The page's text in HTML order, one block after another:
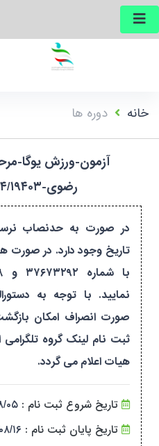
خانه دوره ها
رضوی-۱۴۰۴۸۵۲۰۲۴۸۴/۱۹۴۰۳
در صورت به حدنصاب
نمایید. با توجه به
صورت انصراف امکان
ثبت نام لینک گروه
هیات اعلام می گردد.
تاریخ شروع ثبت نام :
تاریخ پایان ثبت نام :